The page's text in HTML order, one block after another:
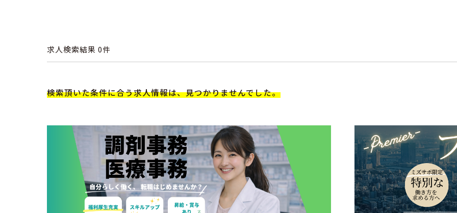
求人検索結果 0件
検索頂いた条件に合う求人情報は、見つかりませんでした。